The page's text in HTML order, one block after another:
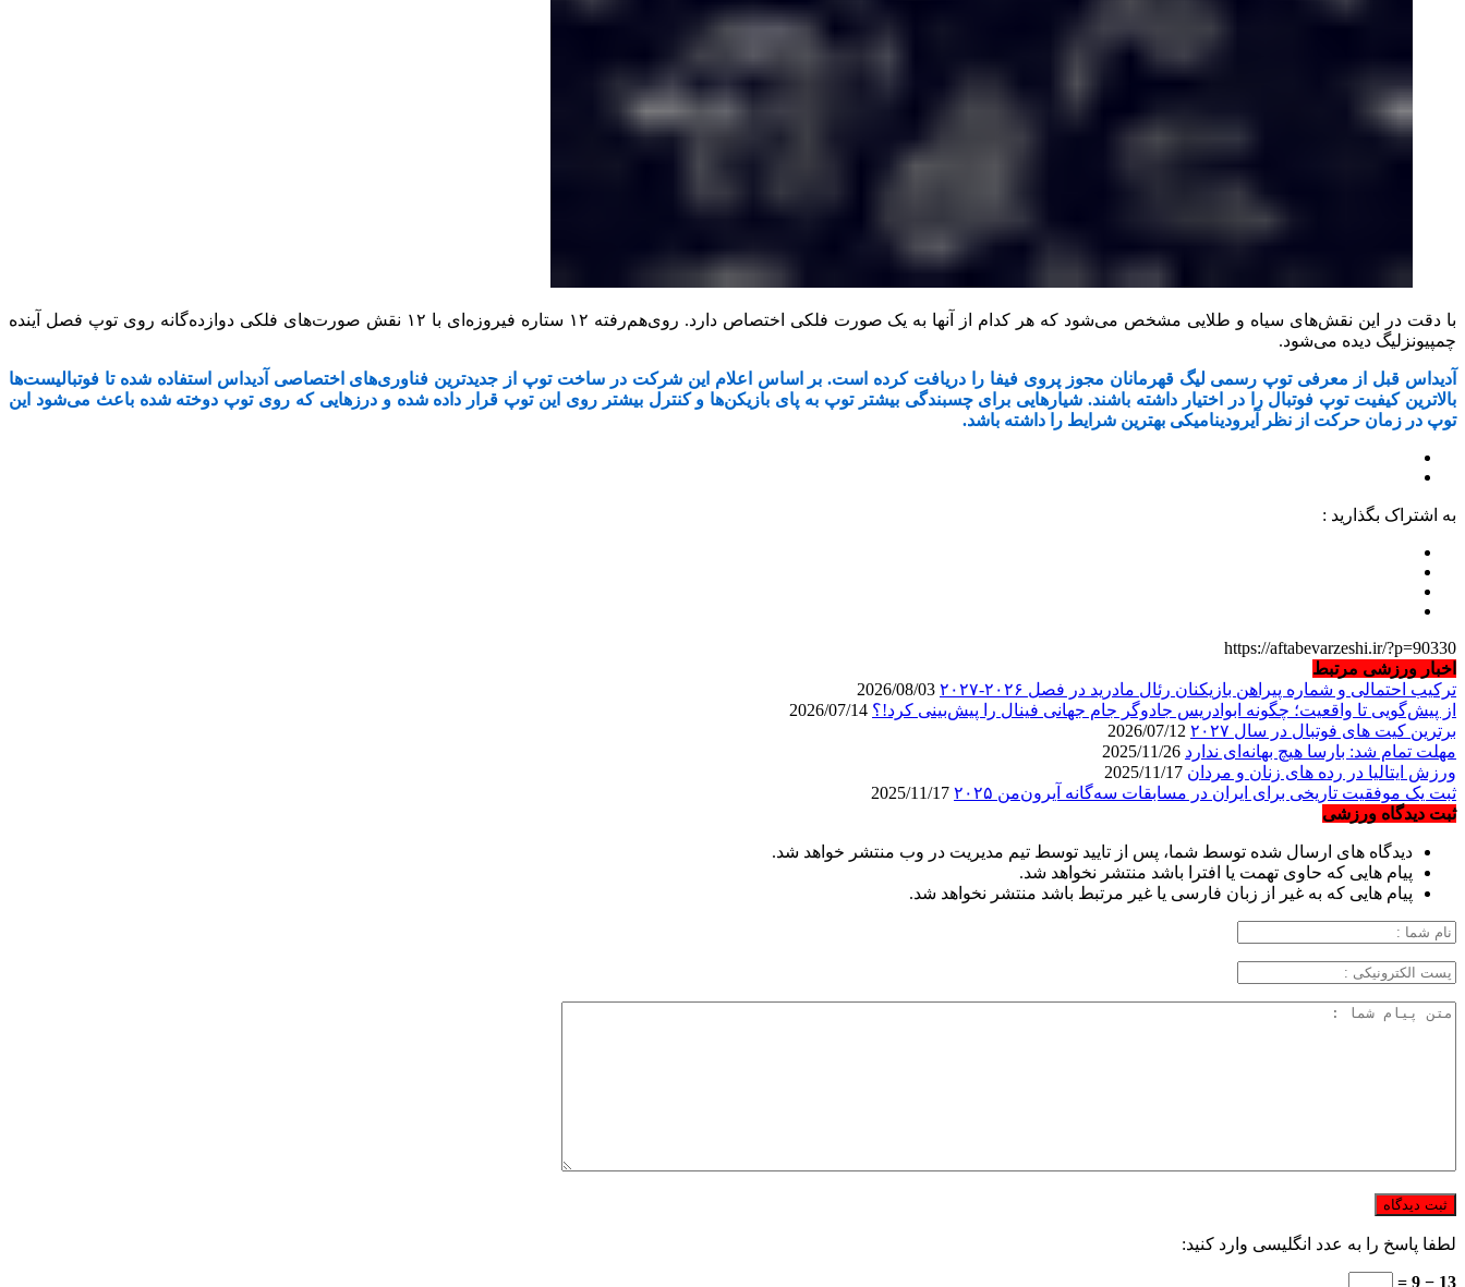
با دقت در این نقش‌های سیاه و طلایی مشخص می‌شود که هر ‏کدام از آنها به یک صورت فلکی اختصاص دارد. روی‌هم‌رفته ۱۲ ستاره ‏فیروزه‌ای با ۱۲ نقش صورت‌های فلکی دوازده‌گانه روی توپ فصل آینده
‏چمپیونزلیگ دیده می‌شود. ‏
آدیداس قبل از معرفی توپ رسمی لیگ قهرمانان مجوز پروی فیفا را ‏دریافت کرده است. بر اساس اعلام این شرکت در ساخت توپ از ‏جدیدترین فناوری‌های اختصاصی آدیداس استفاده شده تا ‏فوتبالیست‌ها
بالاترین کیفیت توپ فوتبال را در اختیار داشته باشند. ‏شیارهایی برای چسبندگی بیشتر توپ به پای بازیکن‌ها و کنترل بیشتر ‏روی این توپ قرار داده شده و درزهایی که روی توپ دوخته شده ‏باعث می‌شود این
توپ در زمان حرکت از نظر آیرودینامیکی بهترین ‏شرایط را داشته باشد. ‏
به اشتراک بگذارید :
https://aftabevarzeshi.ir/?p=90330
اخبار ورزشی مرتبط
ترکیب احتمالی و شماره پیراهن بازیکنان رئال مادرید در فصل ۲۰۲۶-۲۰۲۷
از پیش‌گویی تا واقعیت؛ چگونه ابوادریس جادوگر جام جهانی فینال را پیش‌بینی کرد!؟
برترین کیت های فوتبال در سال ۲۰۲۷
مهلت تمام شد: بارسا هیچ بهانه‌‌ای ندارد
ورزش ایتالیا در رده های زنان و مردان
ثبت یک موفقیت تاریخی برای ایران در مسابقات سه‌گانه آیرون‌من ۲۰۲۵
ثبت دیدگاه ورزشی
دیدگاه های ارسال شده توسط شما، پس از تایید توسط تیم مدیریت در وب منتشر خواهد شد.
پیام هایی که حاوی تهمت یا افترا باشد منتشر نخواهد شد.
پیام هایی که به غیر از زبان فارسی یا غیر مرتبط باشد منتشر نخواهد شد.
لطفا پاسخ را به عدد انگلیسی وارد کنید:
13 − 9 =